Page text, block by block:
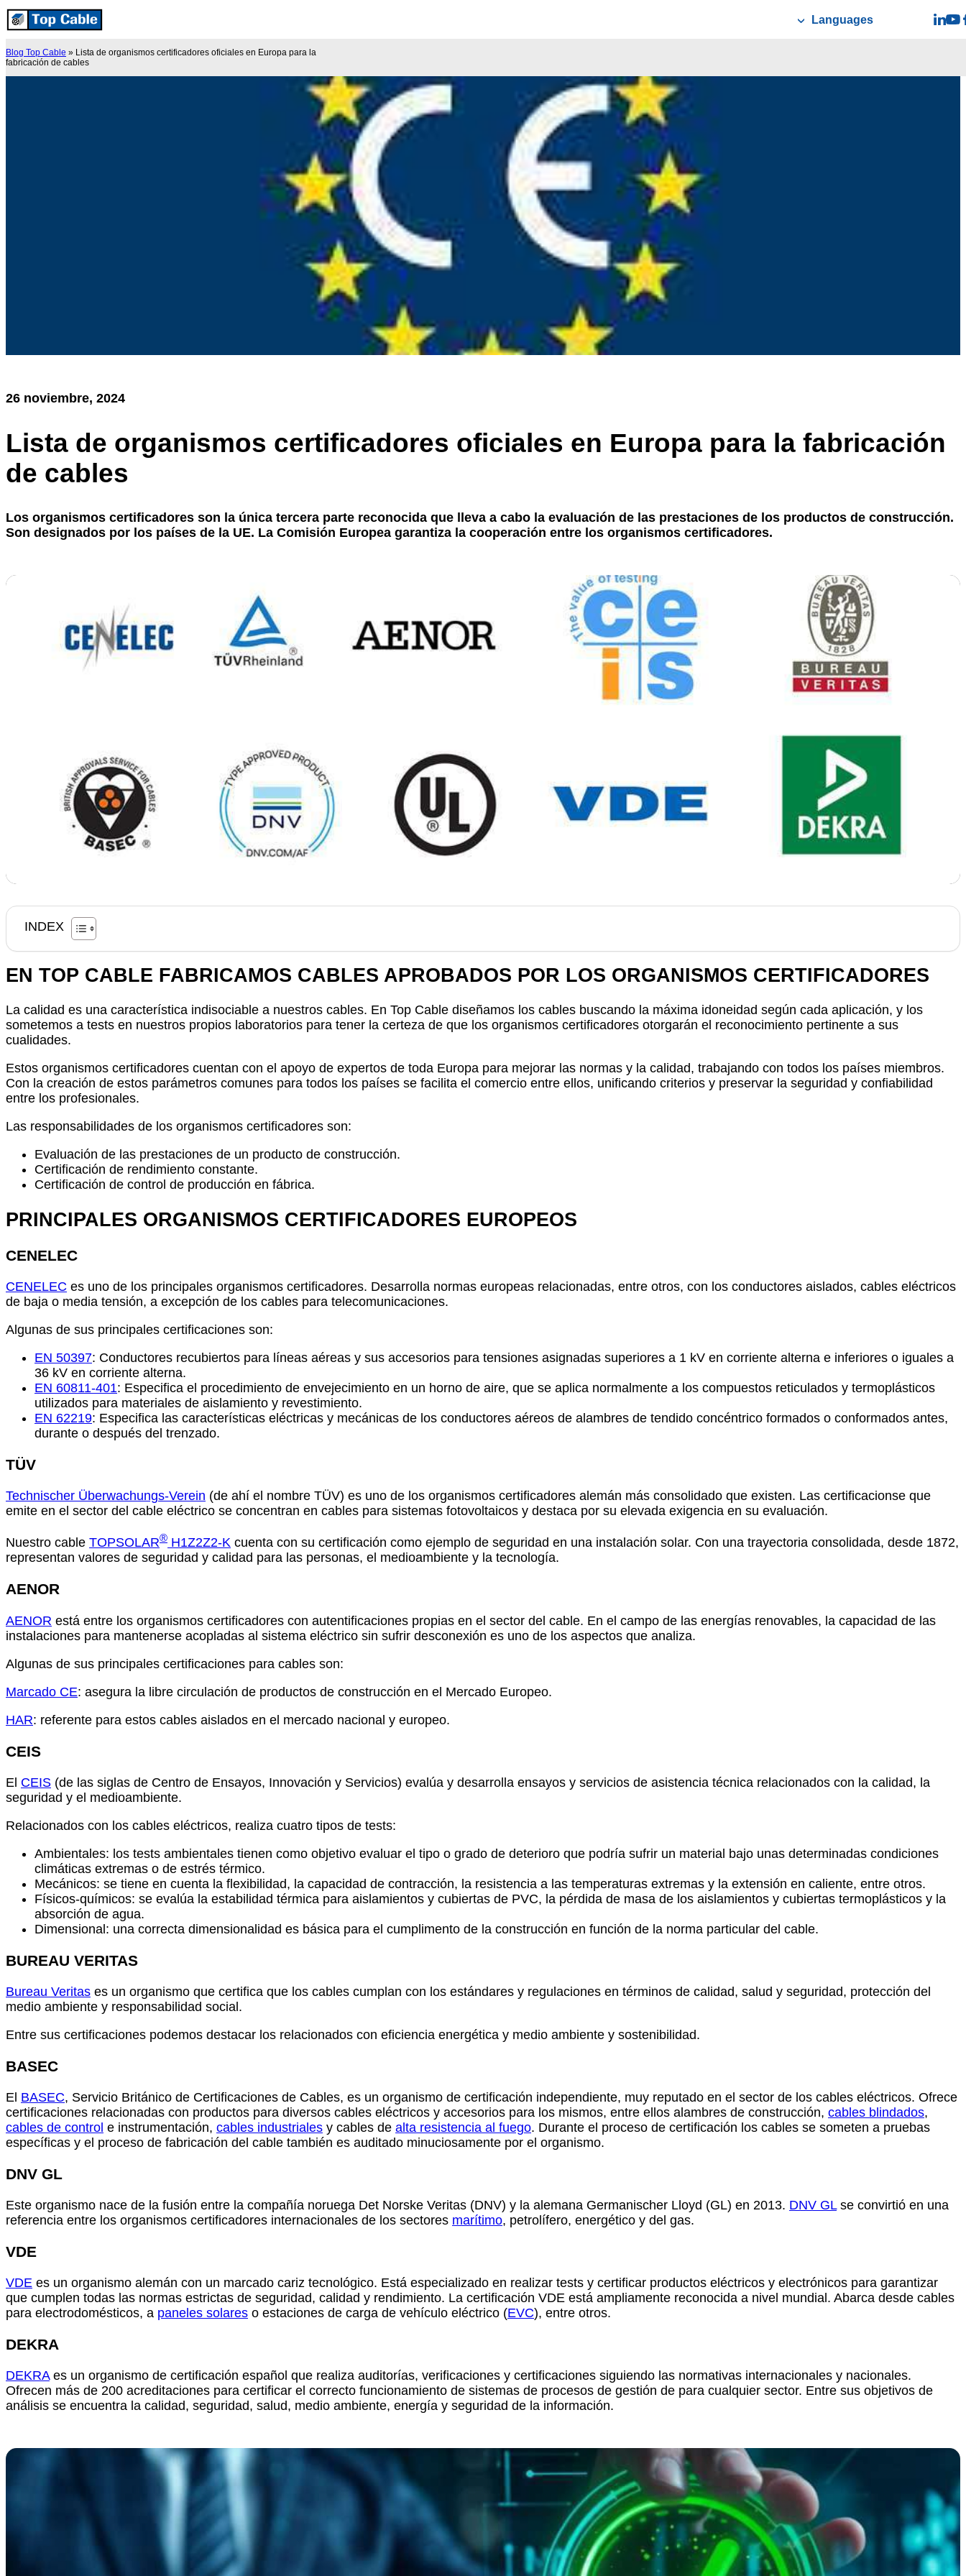
Blog Top Cable » Lista de organismos certificadores oficiales en Europa para la
fabricación de cables
26 noviembre, 2024
Lista de organismos certificadores oficiales en Europa para la fabricación
de cables
Los organismos certificadores son la única tercera parte reconocida que lleva a cabo la evaluación de las prestaciones de los productos de construcción.
Son designados por los países de la UE. La Comisión Europea garantiza la cooperación entre los organismos certificadores.
INDEX
EN TOP CABLE FABRICAMOS CABLES APROBADOS POR LOS ORGANISMOS CERTIFICADORES
La calidad es una característica indisociable a nuestros cables. En Top Cable diseñamos los cables buscando la máxima idoneidad según cada aplicación, y los
sometemos a tests en nuestros propios laboratorios para tener la certeza de que los organismos certificadores otorgarán el reconocimiento pertinente a sus
cualidades.
Estos organismos certificadores cuentan con el apoyo de expertos de toda Europa para mejorar las normas y la calidad, trabajando con todos los países miembros.
Con la creación de estos parámetros comunes para todos los países se facilita el comercio entre ellos, unificando criterios y preservar la seguridad y confiabilidad
entre los profesionales.
Las responsabilidades de los organismos certificadores son:
Evaluación de las prestaciones de un producto de construcción.
Certificación de rendimiento constante.
Certificación de control de producción en fábrica.
PRINCIPALES ORGANISMOS CERTIFICADORES EUROPEOS
CENELEC
CENELEC es uno de los principales organismos certificadores. Desarrolla normas europeas relacionadas, entre otros, con los conductores aislados, cables eléctricos
de baja o media tensión, a excepción de los cables para telecomunicaciones.
Algunas de sus principales certificaciones son:
EN 50397: Conductores recubiertos para líneas aéreas y sus accesorios para tensiones asignadas superiores a 1 kV en corriente alterna e inferiores o iguales a
36 kV en corriente alterna.
EN 60811-401: Especifica el procedimiento de envejecimiento en un horno de aire, que se aplica normalmente a los compuestos reticulados y termoplásticos
utilizados para materiales de aislamiento y revestimiento.
EN 62219: Especifica las características eléctricas y mecánicas de los conductores aéreos de alambres de tendido concéntrico formados o conformados antes,
durante o después del trenzado.
TÜV
Technischer Überwachungs-Verein (de ahí el nombre TÜV) es uno de los organismos certificadores alemán más consolidado que existen. Las certificacionse que
emite en el sector del cable eléctrico se concentran en cables para sistemas fotovoltaicos y destaca por su elevada exigencia en su evaluación.
Nuestro cable TOPSOLAR® H1Z2Z2-K cuenta con su certificación como ejemplo de seguridad en una instalación solar. Con una trayectoria consolidada, desde 1872,
representan valores de seguridad y calidad para las personas, el medioambiente y la tecnología.
AENOR
AENOR está entre los organismos certificadores con autentificaciones propias en el sector del cable. En el campo de las energías renovables, la capacidad de las
instalaciones para mantenerse acopladas al sistema eléctrico sin sufrir desconexión es uno de los aspectos que analiza.
Algunas de sus principales certificaciones para cables son:
Marcado CE: asegura la libre circulación de productos de construcción en el Mercado Europeo​.
HAR: referente para estos cables aislados en el mercado nacional y europeo.
CEIS
El CEIS (de las siglas de Centro de Ensayos, Innovación y Servicios) evalúa y desarrolla ensayos y servicios de asistencia técnica relacionados con la calidad, la
seguridad y el medioambiente.
Relacionados con los cables eléctricos, realiza cuatro tipos de tests:
Ambientales: los tests ambientales tienen como objetivo evaluar el tipo o grado de deterioro que podría sufrir un material bajo unas determinadas condiciones
climáticas extremas o de estrés térmico.
Mecánicos: se tiene en cuenta la flexibilidad, la capacidad de contracción, la resistencia a las temperaturas extremas y la extensión en caliente, entre otros.
Físicos-químicos: se evalúa la estabilidad térmica para aislamientos y cubiertas de PVC, la pérdida de masa de los aislamientos y cubiertas termoplásticos y la
absorción de agua.
Dimensional: una correcta dimensionalidad es básica para el cumplimento de la construcción en función de la norma particular del cable.
BUREAU VERITAS
Bureau Veritas es un organismo que certifica que los cables cumplan con los estándares y regulaciones en términos de calidad, salud y seguridad, protección del
medio ambiente y responsabilidad social.
Entre sus certificaciones podemos destacar los relacionados con eficiencia energética y medio ambiente y sostenibilidad.
BASEC
El BASEC, Servicio Británico de Certificaciones de Cables, es un organismo de certificación independiente, muy reputado en el sector de los cables eléctricos. Ofrece
certificaciones relacionadas con productos para diversos cables eléctricos y accesorios para los mismos, entre ellos alambres de construcción, cables blindados,
cables de control e instrumentación, cables industriales y cables de alta resistencia al fuego. Durante el proceso de certificación los cables se someten a pruebas
específicas y el proceso de fabricación del cable también es auditado minuciosamente por el organismo.
DNV GL
Este organismo nace de la fusión entre la compañía noruega Det Norske Veritas (DNV) y la alemana Germanischer Lloyd (GL) en 2013. DNV GLse convirtió en una
referencia entre los organismos certificadores internacionales de los sectores marítimo, petrolífero, energético y del gas.
VDE
VDE es un organismo alemán con un marcado cariz tecnológico. Está especializado en realizar tests y certificar productos eléctricos y electrónicos para garantizar
que cumplen todas las normas estrictas de seguridad, calidad y rendimiento. La certificación VDE está ampliamente reconocida a nivel mundial. Abarca desde cables
para electrodomésticos, a paneles solares o estaciones de carga de vehículo eléctrico (EVC), entre otros.
DEKRA
DEKRAes un organismo de certificación español que realiza auditorías, verificaciones y certificaciones siguiendo las normativas internacionales y nacionales.
Ofrecen más de 200 acreditaciones para certificar el correcto funcionamiento de sistemas de procesos de gestión de para cualquier sector. Entre sus objetivos de
análisis se encuentra la calidad, seguridad, salud, medio ambiente, energía y seguridad de la información.